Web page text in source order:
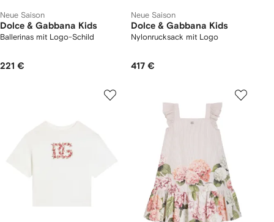
Neue Saison
Dolce & Gabbana Kids
Ballerinas mit Logo-Schild
221 €
Neue Saison
Dolce & Gabbana Kids
Nylonrucksack mit Logo
417 €